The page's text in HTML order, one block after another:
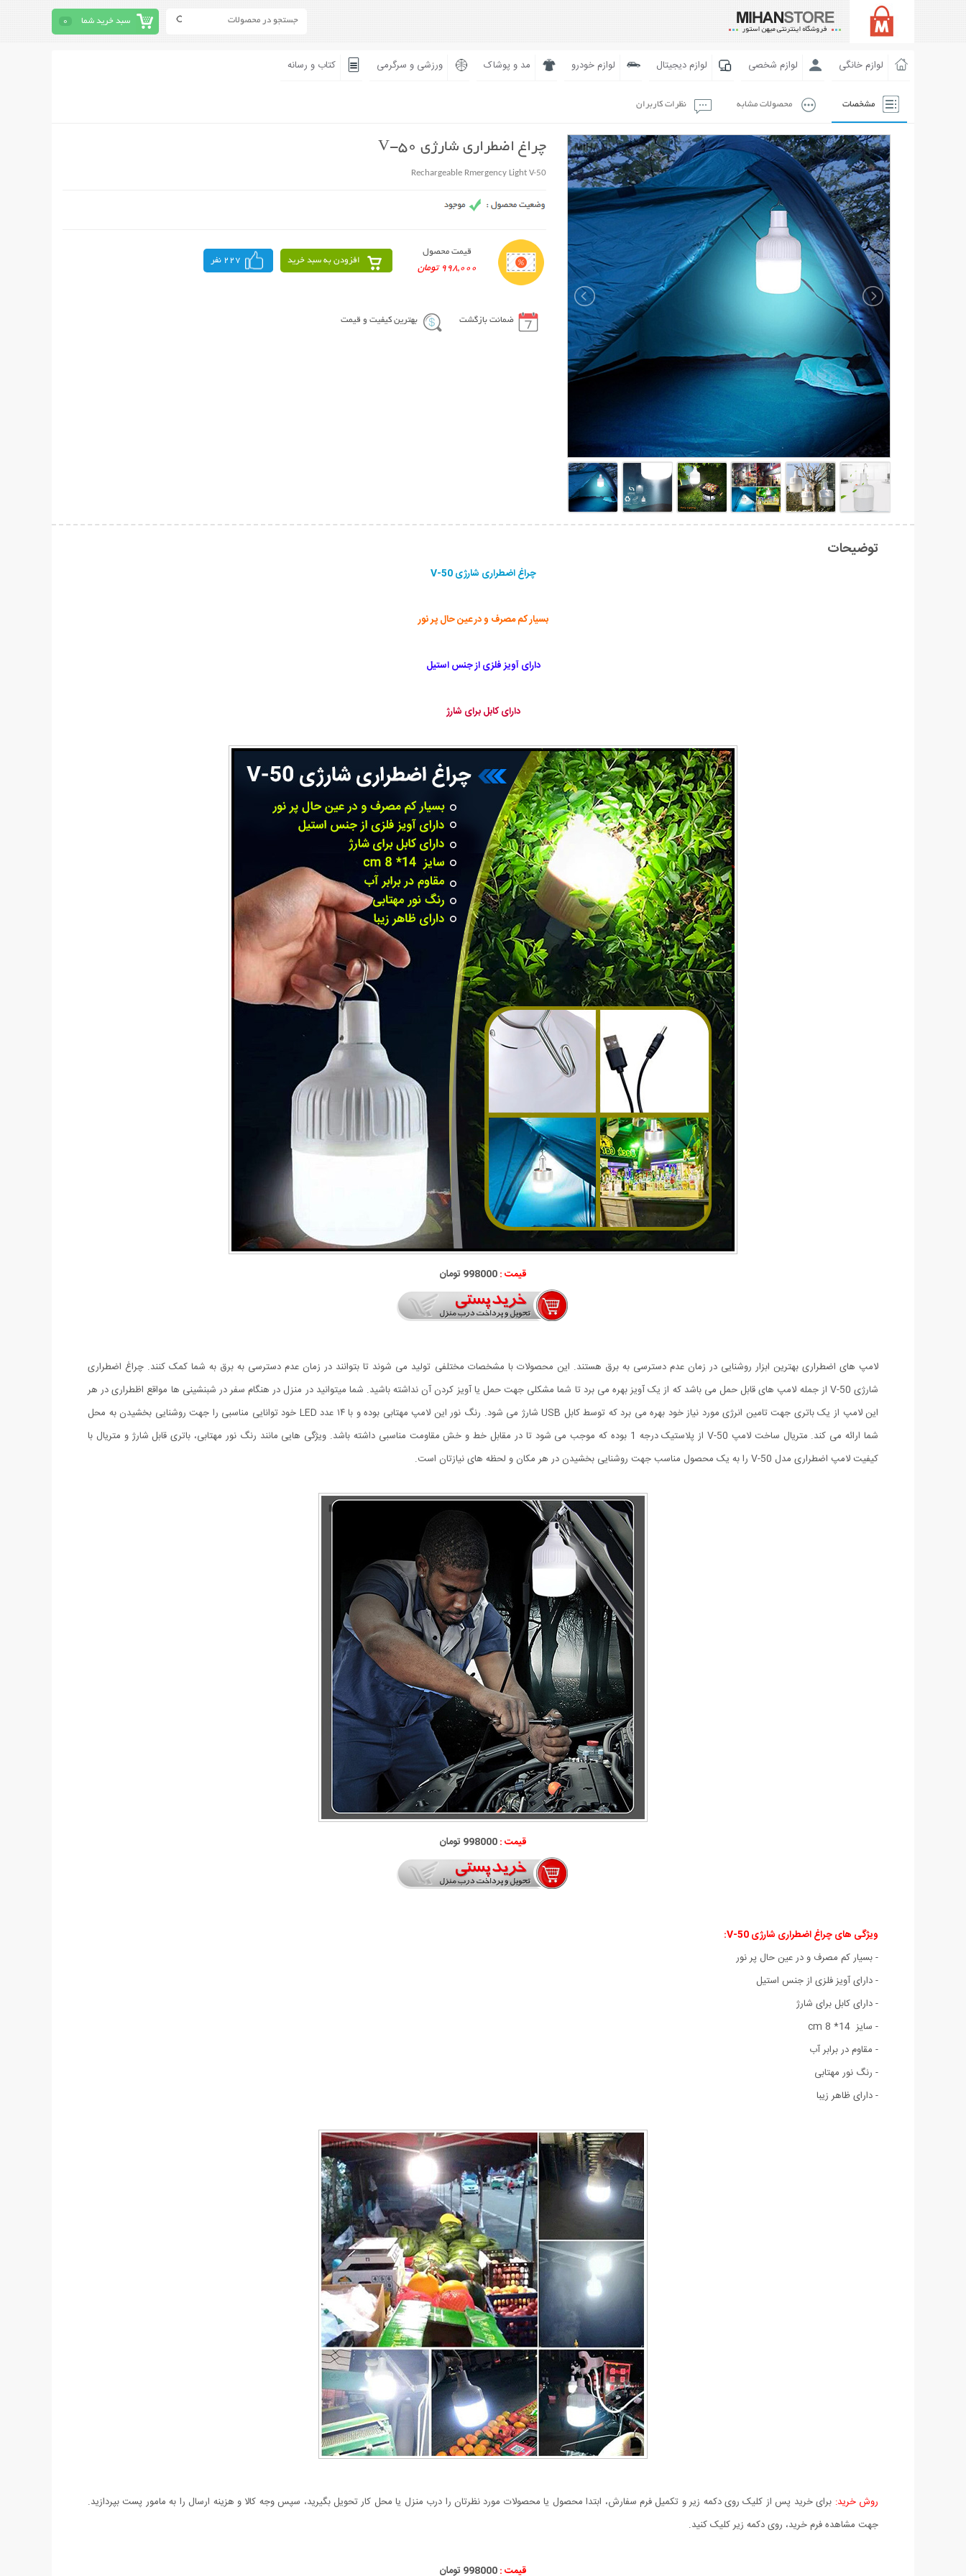
سبد خرید شما 0
لوازم خانگی لوازم شخصی لوازم دیجیتال لوازم خودرو مد و پوشاک ورزشی و سرگرمی کتاب و رسانه
مشخصات محصولات مشابه نظرات کاربران
چراغ اضطراری شارژی V-50
Rechargeable Rmergency Light V-50
قیمت محصول
998,000 تومان
افزودن به سبد خرید 227 نفر
ضمانت بازگشت بهترین کیفیت و قیمت
توضیحات
چراغ اضطراری شارژی V-50
بسیار کم مصرف و در عین حال پر نور
دارای آویز فلزی از جنس استیل
دارای کابل برای شارژ
قیمت :998000 تومان
لامپ های اضطراری بهترین ابزار روشنایی در زمان عدم دسترسی به برق هستند. این محصولات با مشخصات مختلفی تولید می شوند تا بتوانند در زمان عدم دسترسی به برق به شما کمک کنند. چراغ اضطراری
شارژی V-50 از جمله لامپ های قابل حمل می باشد که از یک آویز بهره می برد تا شما مشکلی جهت حمل یا آویز کردن آن نداشته باشید. شما میتوانید در منزل در هنگام سفر در شبنشینی ها مواقع اظطراری در هر
این لامپ از یک باتری جهت تامین انرژی مورد نیاز خود بهره می برد که توسط کابل USB شارژ می شود. رنگ نور این لامپ مهتابی بوده و با ۱۴ عدد LED خود توانایی مناسبی را جهت روشنایی بخشیدن به محل
شما ارائه می کند. متریال ساخت لامپ V-50 از پلاستیک درجه 1 بوده که موجب می شود تا در مقابل خط و خش مقاومت مناسبی داشته باشد. ویژگی هایی مانند رنگ نور مهتابی، باتری قابل شارژ و متریال با
کیفیت لامپ اضطراری مدل V-50 را به یک محصول مناسب جهت روشنایی بخشیدن در هر مکان و لحظه های نیازتان است.
قیمت :998000 تومان
ویژگی های چراغ اضطراری شارژی V-50:
- بسیار کم مصرف و در عین حال پر نور
- دارای آویز فلزی از جنس استیل
- دارای کابل برای شارژ
- سایز 14* 8 cm
- مقاوم در برابر آب
- رنگ نور مهتابی
- دارای ظاهر زیبا
روش خرید: برای خرید پس از کلیک روی دکمه زیر و تکمیل فرم سفارش، ابتدا محصول یا محصولات مورد نظرتان را درب منزل یا محل کار تحویل بگیرید، سپس وجه کالا و هزینه ارسال را به مامور پست بپردازید.
جهت مشاهده فرم خرید، روی دکمه زیر کلیک کنید.
قیمت : 998000 تومان